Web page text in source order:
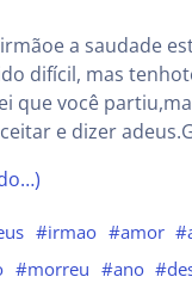
a saudade
difícil, mas
que você
e dizer
#irmao #amor
#morreu #ano